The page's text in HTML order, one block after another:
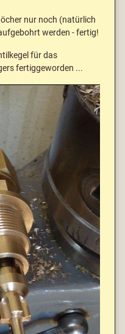
nur noch (natürlich
werden - fertig!
für das
fertiggeworden ...